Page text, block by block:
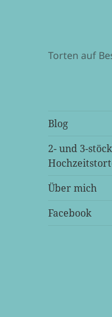
Torten auf
Blog
2- und 3-
Über mich
Facebook